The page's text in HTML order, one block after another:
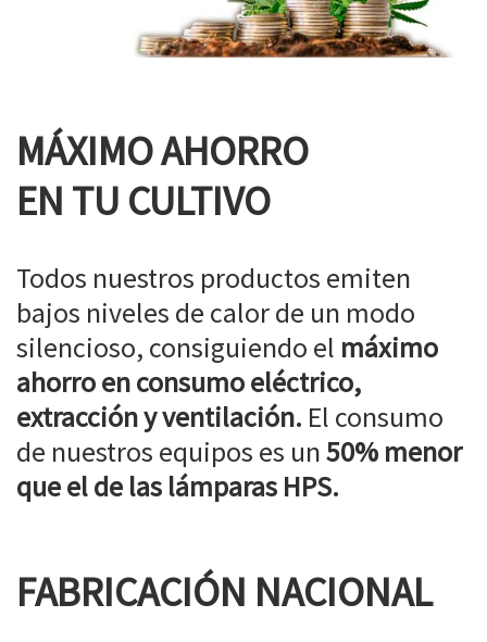
MÁXIMO AHORRO
EN TU CULTIVO
Todos nuestros productos emiten
bajos niveles de calor de un modo
silencioso, consiguiendo el máximo
ahorro en consumo eléctrico,
extracción y ventilación. El consumo
de nuestros equipos es un50% menor
que el de las lámparas HPS.
FABRICACIÓN NACIONAL